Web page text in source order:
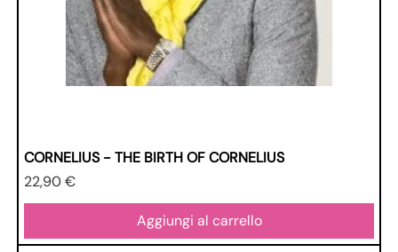
CORNELIUS - THE BIRTH OF CORNELIUS
Prezzo
22,90 €
Aggiungi al carrello